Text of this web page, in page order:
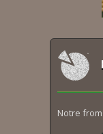
Notre